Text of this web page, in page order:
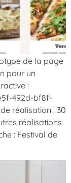
de la page
pour un
:
492d-bf8f-
réalisation : 30
réalisations
: Festival de